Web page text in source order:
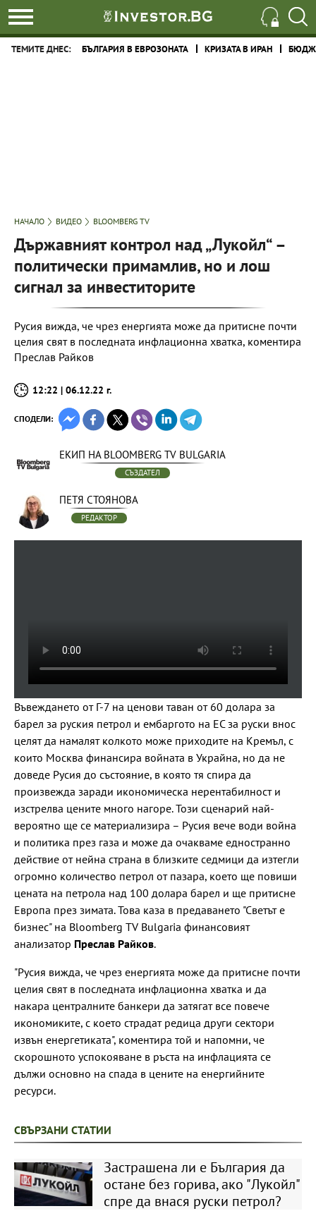
ТЕМИТЕ ДНЕС: БЪЛГАРИЯ В ЕВРОЗОНАТА КРИЗАТА В ИРАН
НАЧАЛО ВИДЕО BLOOMBERG TV
Държавният контрол над „Лукойл“ –
политически примамлив, но и лош
сигнал за инвеститорите
Русия вижда, че чрез енергията може да притисне почти
целия свят в последната инфлационна хватка, коментира
Преслав Райков
12:22 | 06.12.22 г.
СПОДЕЛИ:
ЕКИП НА BLOOMBERG TV BULGARIA
СЪЗДАТЕЛ
ПЕТЯ СТОЯНОВА
РЕДАКТОР
Въвеждането от Г-7 на ценови таван от 60 долара за
барел за руския петрол и ембаргото на ЕС за руски внос
целят да намалят колкото може приходите на Кремъл, с
които Москва финансира войната в Украйна, но да не
доведе Русия до състояние, в която тя спира да
произвежда заради икономическа нерентабилност и
изстрелва цените много нагоре. Този сценарий най-
вероятно ще се материализира – Русия вече води война
и политика през газа и може да очакваме едностранно
действие от нейна страна в близките седмици да изтегли
огромно количество петрол от пазара, което ще повиши
цената на петрола над 100 долара барел и ще притисне
Европа през зимата. Това каза в предаването "Светът е
бизнес" на Bloomberg TV Bulgaria финансовият
анализатор Преслав Райков.
"Русия вижда, че чрез енергията може да притисне почти
целия свят в последната инфлационна хватка и да
накара централните банкери да затягат все повече
икономиките, с което страдат редица други сектори
извън енергетиката", коментира той и напомни, че
скорошното успокояване в ръста на инфлацията се
дължи основно на спада в цените на енергийните
ресурси.
СВЪРЗАНИ СТАТИИ
Застрашена ли е България да
остане без горива, ако "Лукойл"
спре да внася руски петрол?